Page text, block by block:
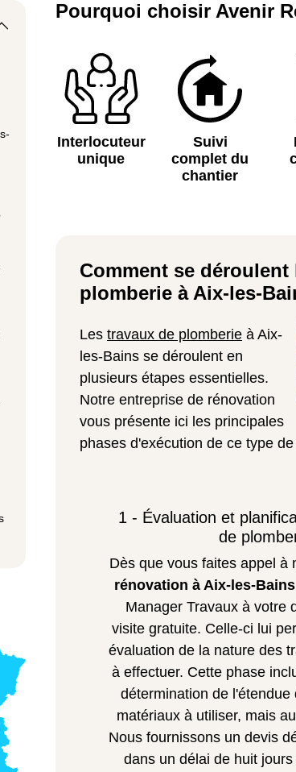
Pourquoi choisir Avenir
Interlocuteur
unique
Suivi
complet du
chantier
Comment se déroulent
plomberie à Aix-les-
Les travaux de plomberie à Aix-
les-Bains se déroulent en
plusieurs étapes essentielles.
Notre entreprise de rénovation
vous présente ici les principales
phases d'exécution de ce type
1 - Évaluation et
de
Dès que vous faites appel à
rénovation à Aix-les-Bains
Manager Travaux à votre
visite gratuite. Celle-ci lui
évaluation de la nature des
à effectuer. Cette phase
détermination de l'étendue
matériaux à utiliser, mais
Nous fournissons un devis
dans un délai de huit